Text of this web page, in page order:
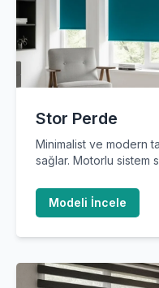
Stor Perde
Minimalist ve modern
sağlar. Motorlu sistem
Modeli İncele